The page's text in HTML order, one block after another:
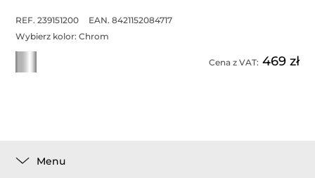
REF. 239151200
EAN. 8421152084717
Wybierz kolor:Chrom
Cena z VAT: 469 zł
Menu